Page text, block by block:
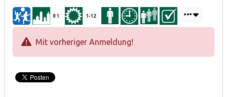
81 1-12
Mit vorheriger Anmeldung!